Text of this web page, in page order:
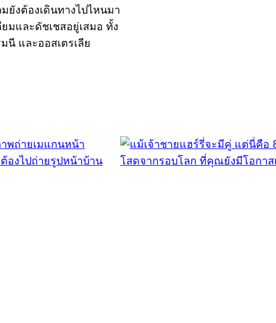
ยังต้องเดินทางไปไหนมา
มและดัชเชสอยู่เสมอ ทั้ง
นี และออสเตรเลีย